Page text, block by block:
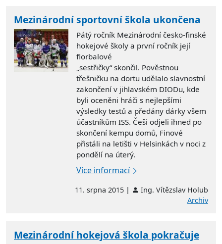
Mezinárodní sportovní škola ukončena
Pátý ročník Mezinárodní česko-finské
hokejové školy a první ročník její
florbalové
„sestřičky“ skončil. Pověstnou
třešničku na dortu udělalo slavnostní
zakončení v jihlavském DIODu, kde
byli oceněni hráči s nejlepšími
výsledky testů a předány dárky všem
účastníkům ISS. Češi odjeli ihned po
skončení kempu domů, Finové
přistáli na letišti v Helsinkách v noci z
pondělí na úterý.
Více informací
11. srpna 2015 |
Ing. Vítězslav Holub
Archiv
Mezinárodní hokejová škola pokračuje